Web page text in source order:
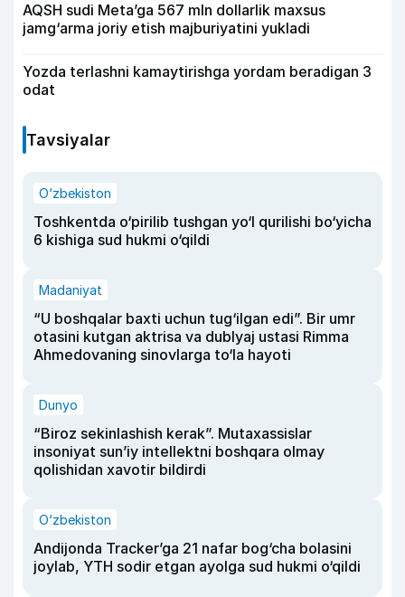
AQSH sudi Meta’ga 567 mln dollarlik maxsus
jamg‘arma joriy etish majburiyatini yukladi
Yozda terlashni kamaytirishga yordam beradigan 3
odat
Tavsiyalar
O‘zbekiston
Toshkentda o‘pirilib tushgan yo‘l qurilishi bo‘yicha
6 kishiga sud hukmi o‘qildi
Madaniyat
“U boshqalar baxti uchun tug‘ilgan edi”. Bir umr
otasini kutgan aktrisa va dublyaj ustasi Rimma
Ahmedovaning sinovlarga to‘la hayoti
Dunyo
“Biroz sekinlashish kerak”. Mutaxassislar
insoniyat sun’iy intellektni boshqara olmay
qolishidan xavotir bildirdi
O‘zbekiston
Andijonda Tracker’ga 21 nafar bog‘cha bolasini
joylab, YTH sodir etgan ayolga sud hukmi o‘qildi